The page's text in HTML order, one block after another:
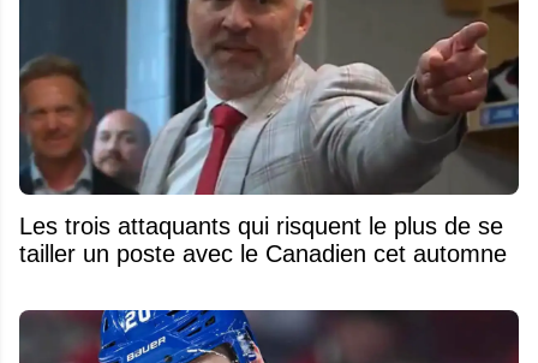
Les trois attaquants qui risquent le plus de se
tailler un poste avec le Canadien cet automne